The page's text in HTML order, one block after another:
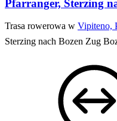
Pfarranger, Sterzing
Trasa rowerowa w Vipiteno,
Sterzing nach Bozen Zug